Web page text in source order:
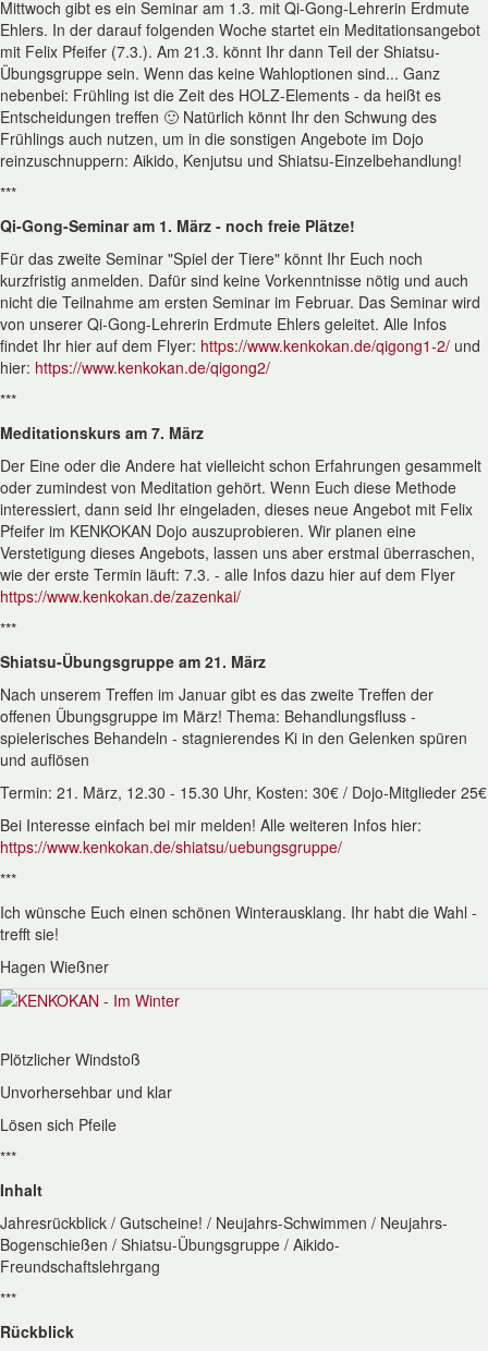
Mittwoch gibt es ein Seminar am 1.3. mit Qi-Gong-Lehrerin Erdmute
Ehlers. In der darauf folgenden Woche startet ein Meditationsangebot
mit Felix Pfeifer (7.3.). Am 21.3. könnt Ihr dann Teil der Shiatsu-
Übungsgruppe sein. Wenn das keine Wahloptionen sind... Ganz
nebenbei: Frühling ist die Zeit des HOLZ-Elements - da heißt es
Entscheidungen treffen 🙂 Natürlich könnt Ihr den Schwung des
Frühlings auch nutzen, um in die sonstigen Angebote im Dojo
reinzuschnuppern: Aikido, Kenjutsu und Shiatsu-Einzelbehandlung!
***
Qi-Gong-Seminar am 1. März - noch freie Plätze!
Für das zweite Seminar "Spiel der Tiere" könnt Ihr Euch noch
kurzfristig anmelden. Dafür sind keine Vorkenntnisse nötig und auch
nicht die Teilnahme am ersten Seminar im Februar. Das Seminar wird
von unserer Qi-Gong-Lehrerin Erdmute Ehlers geleitet. Alle Infos
findet Ihr hier auf dem Flyer: https://www.kenkokan.de/qigong1-2/ und
hier: https://www.kenkokan.de/qigong2/
***
Meditationskurs am 7. März
Der Eine oder die Andere hat vielleicht schon Erfahrungen gesammelt
oder zumindest von Meditation gehört. Wenn Euch diese Methode
interessiert, dann seid Ihr eingeladen, dieses neue Angebot mit Felix
Pfeifer im KENKOKAN Dojo auszuprobieren. Wir planen eine
Verstetigung dieses Angebots, lassen uns aber erstmal überraschen,
wie der erste Termin läuft: 7.3. - alle Infos dazu hier auf dem Flyer
https://www.kenkokan.de/zazenkai/
***
Shiatsu-Übungsgruppe am 21. März
Nach unserem Treffen im Januar gibt es das zweite Treffen der
offenen Übungsgruppe im März! Thema: Behandlungsfluss -
spielerisches Behandeln - stagnierendes Ki in den Gelenken spüren
und auflösen
Termin: 21. März, 12.30 - 15.30 Uhr, Kosten: 30€ / Dojo-Mitglieder 25€
Bei Interesse einfach bei mir melden! Alle weiteren Infos hier:
https://www.kenkokan.de/shiatsu/uebungsgruppe/
***
Ich wünsche Euch einen schönen Winterausklang. Ihr habt die Wahl -
trefft sie!
Hagen Wießner
Plötzlicher Windstoß
Unvorhersehbar und klar
Lösen sich Pfeile
***
Inhalt
Jahresrückblick / Gutscheine! / Neujahrs-Schwimmen / Neujahrs-
Bogenschießen / Shiatsu-Übungsgruppe / Aikido-
Freundschaftslehrgang
***
Rückblick